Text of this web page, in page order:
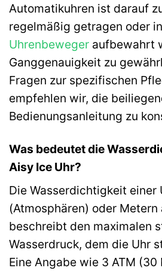
Automatikuhren ist darauf
regelmäßig getragen oder
Uhrenbeweger aufbewahrt
Ganggenauigkeit zu
Fragen zur spezifischen
empfehlen wir, die
Bedienungsanleitung zu
Was bedeutet die
Aisy Ice Uhr?
Die Wasserdichtigkeit einer
(Atmosphären) oder
beschreibt den maximalen
Wasserdruck, dem die Uhr
Eine Angabe wie 3 ATM